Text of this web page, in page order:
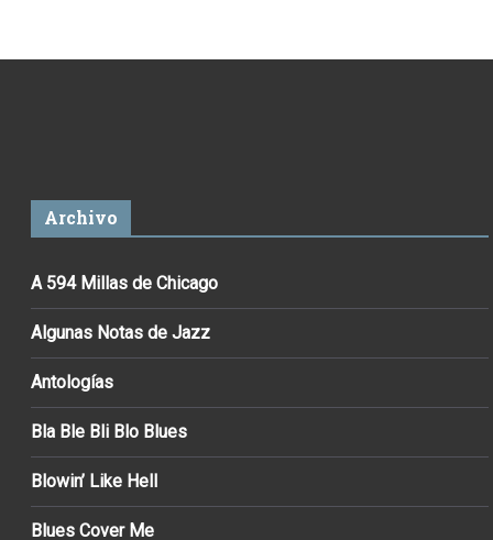
Archivo
A 594 Millas de Chicago
Algunas Notas de Jazz
Antologías
Bla Ble Bli Blo Blues
Blowin’ Like Hell
Blues Cover Me